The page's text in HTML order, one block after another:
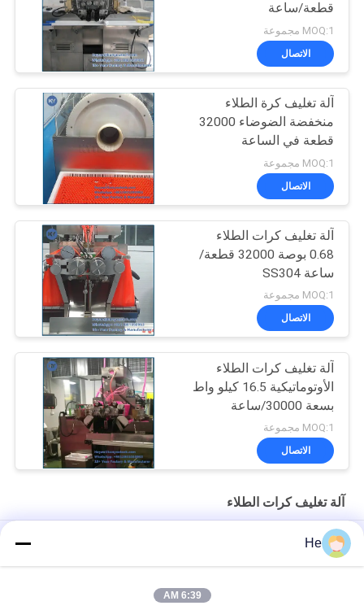
قطعة/ساعة
MOQ:1 مجموعة
الاتصال
آلة تغليف كرة الطلاء
منخفضة الضوضاء 32000
قطعة في الساعة
MOQ:1 مجموعة
الاتصال
آلة تغليف كرات الطلاء
0.68 بوصة 32000 قطعة/
ساعة SS304
MOQ:1 مجموعة
الاتصال
آلة تغليف كرات الطلاء
الأوتوماتيكية 16.5 كيلو واط
بسعة 30000/ساعة
MOQ:1 مجموعة
الاتصال
آلة تغليف كرات الطلاء
آلة تجفيف كرات الطلاء ذات السرعة العالية من أجل الكبسولات الطرية
أو زيوت السمك
He
6:39 AM